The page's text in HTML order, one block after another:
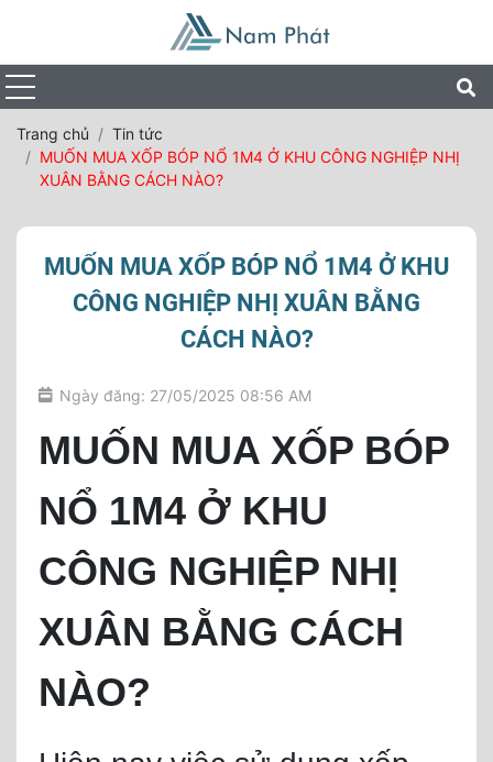
Trang chủ
Tin tức
MUỐN MUA XỐP BÓP NỔ 1M4 Ở KHU CÔNG NGHIỆP NHỊ
XUÂN BẰNG CÁCH NÀO?
MUỐN MUA XỐP BÓP NỔ 1M4 Ở KHU
CÔNG NGHIỆP NHỊ XUÂN BẰNG
CÁCH NÀO?
Ngày đăng: 27/05/2025 08:56 AM
MUỐN MUA XỐP BÓP
NỔ 1M4 Ở KHU
CÔNG NGHIỆP NHỊ
XUÂN BẰNG CÁCH
NÀO?